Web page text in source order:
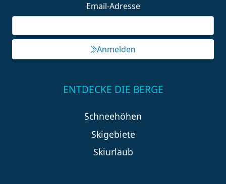
Email-Adresse
Anmelden
ENTDECKE DIE BERGE
Schneehöhen
Skigebiete
Skiurlaub